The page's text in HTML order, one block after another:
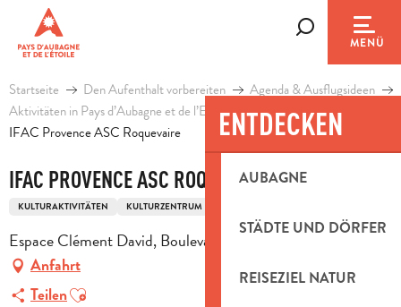
contenu
principal
MENÜ
ENTDECKEN
AUBAGNE
STÄDTE UND DÖRFER
REISEZIEL NATUR
Startseite Den Aufenthalt vorbereiten
Agenda & Ausflugsideen
Aktivitäten in Pays d’Aubagne et de l’Etoile
Freizeit
IFAC Provence ASC Roquevaire
IFAC PROVENCE ASC ROQUEVAIRE
KULTURAKTIVITÄTEN KULTURZENTRUM
Espace Clément David, Boulevard Piot, 13360 Roquevaire
Anfahrt
TeilenAjouter aux favoris